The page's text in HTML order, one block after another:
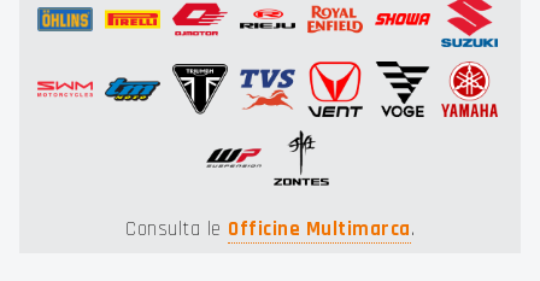
Consulta le Officine Multimarca.